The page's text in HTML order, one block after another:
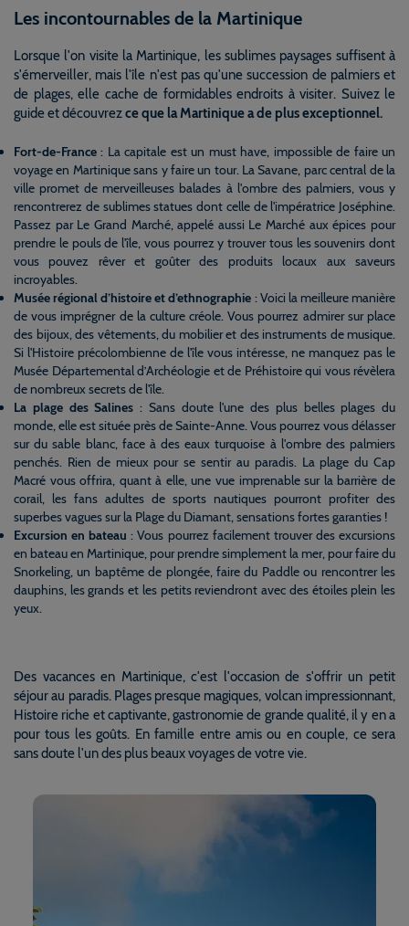
Les incontournables de la Martinique
Lorsque l'on visite la Martinique, les sublimes paysages suffisent à
s'émerveiller, mais l'île n'est pas qu'une succession de palmiers et
de plages, elle cache de formidables endroits à visiter. Suivez le
guide et découvrezce que la Martinique a de plus exceptionnel.
Fort-de-France: La capitale est un must have, impossible de faire un
voyage en Martinique sans y faire un tour. La Savane, parc central de la
ville promet de merveilleuses balades à l'ombre des palmiers, vous y
rencontrerez de sublimes statues dont celle de l'impératrice Joséphine.
Passez par Le Grand Marché, appelé aussi Le Marché aux épices pour
prendre le pouls de l'île, vous pourrez y trouver tous les souvenirs dont
vous pouvez rêver et goûter des produits locaux aux saveurs
incroyables.
Musée régional d’histoire et d’ethnographie : Voici la meilleure manière
de vous imprégner de la culture créole. Vous pourrez admirer sur place
des bijoux, des vêtements, du mobilier et des instruments de musique.
Si l'Histoire précolombienne de l'île vous intéresse, ne manquez pas le
Musée Départemental d’Archéologie et de Préhistoire qui vous révèlera
de nombreux secrets de l'île.
La plage des Salines : Sans doute l'une des plus belles plages du
monde, elle est située près de Sainte-Anne. Vous pourrez vous délasser
sur du sable blanc, face à des eaux turquoise à l'ombre des palmiers
penchés. Rien de mieux pour se sentir au paradis. La plage du Cap
Macré vous offrira, quant à elle, une vue imprenable sur la barrière de
corail, les fans adultes de sports nautiques pourront profiter des
superbes vagues sur la Plage du Diamant, sensations fortes garanties !
Excursion en bateau : Vous pourrez facilement trouver des excursions
en bateau en Martinique, pour prendre simplement la mer, pour faire du
Snorkeling, un baptême de plongée, faire du Paddle ou rencontrer les
dauphins, les grands et les petits reviendront avec des étoiles plein les
yeux.
Des vacances en Martinique, c'est l'occasion de s'offrir un petit
séjour au paradis. Plages presque magiques, volcan impressionnant,
Histoire riche et captivante, gastronomie de grande qualité, il y en a
pour tous les goûts. En famille entre amis ou en couple, ce sera
sans doute l'un des plus beaux voyages de votre vie.